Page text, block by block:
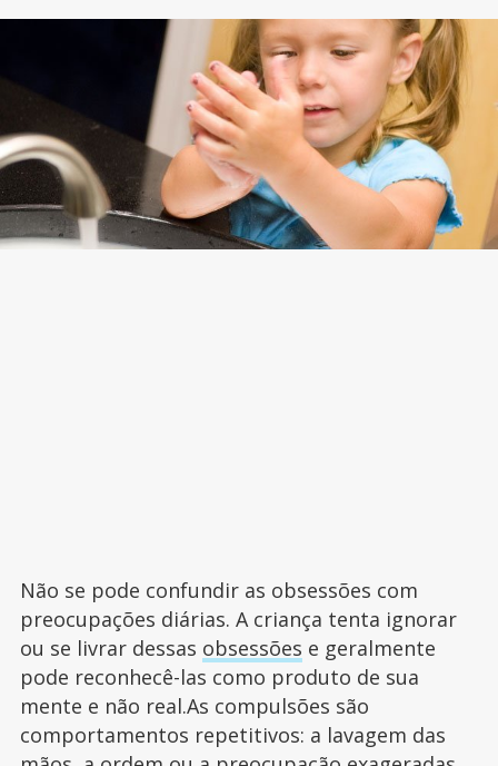
Não se pode confundir as obsessões com
preocupações diárias. A criança tenta ignorar
ou se livrar dessas obsessões e geralmente
pode reconhecê-las como produto de sua
mente e não real.As compulsões são
comportamentos repetitivos: a lavagem das